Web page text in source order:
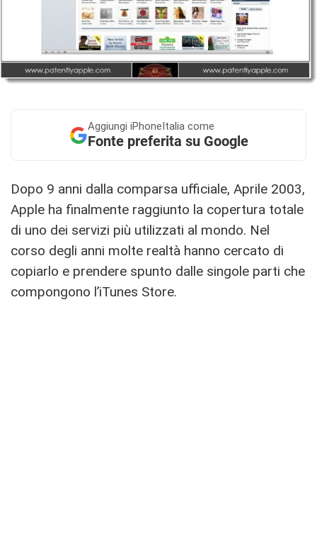
Aggiungi iPhoneItalia come
Fonte preferita su Google
Dopo 9 anni dalla comparsa ufficiale, Aprile 2003,
Apple ha finalmente raggiunto la copertura totale
di uno dei servizi più utilizzati al mondo. Nel
corso degli anni molte realtà hanno cercato di
copiarlo e prendere spunto dalle singole parti che
compongono l’iTunes Store.